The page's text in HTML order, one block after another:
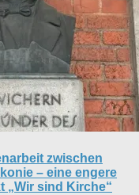
zwischen
– eine engere
„Wir sind Kirche“